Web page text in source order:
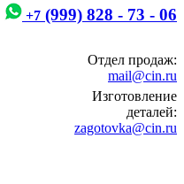
+7 (999) 828 - 73 - 06
Отдел продаж:
mail@cin.ru
Изготовление
деталей:
zagotovka@cin.ru